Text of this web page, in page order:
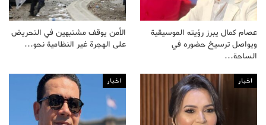
عصام كمال يبرز رؤيته الموسيقية
ويواصل ترسيخ حضوره في
الساحة…
الأمن يوقف مشتبهين في التحريض
على الهجرة غير النظامية نحو…
اخبار اخبار